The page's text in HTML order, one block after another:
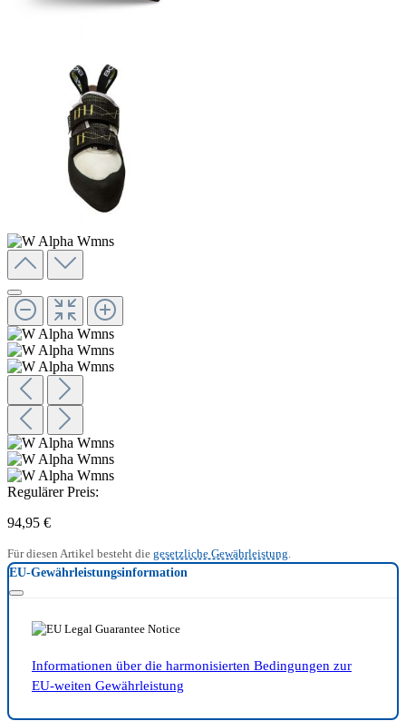
Regulärer Preis:
94,95 €
Für diesen Artikel besteht die gesetzliche Gewährleistung
EU-Gewährleistungsinformation
Informationen über die harmonisierten Bedingungen zur
EU-weiten Gewährleistung